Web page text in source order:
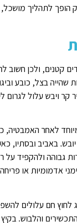
הופך לתהליך
קטנים, ולכן
בצל, כובע
קר ויבש עלול
לאחר
באביב ובסתיו,
גבוהה ולהקפיד על
אדמומיות או
חם עלולים
והלבוש.